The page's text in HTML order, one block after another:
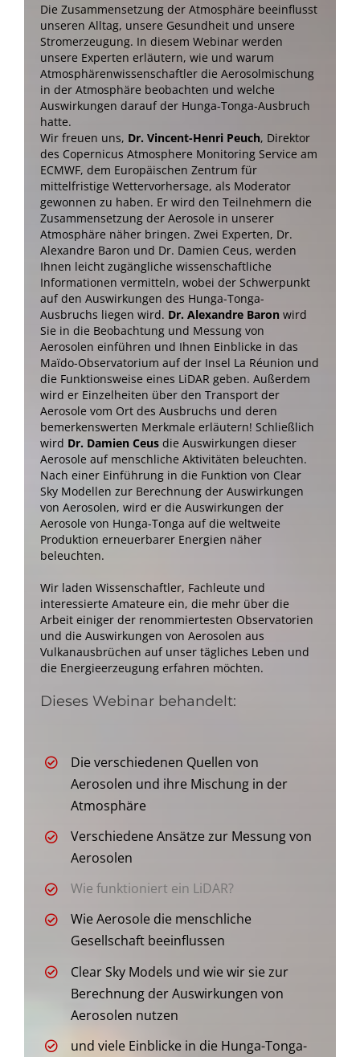
Die Zusammensetzung der Atmosphäre beeinflusst
unseren Alltag, unsere Gesundheit und unsere
Stromerzeugung. In diesem Webinar werden
unsere Experten erläutern, wie und warum
Atmosphärenwissenschaftler die Aerosolmischung
in der Atmosphäre beobachten und welche
Auswirkungen darauf der Hunga-Tonga-Ausbruch
hatte.
Wir freuen uns, Dr. Vincent-Henri Peuch, Direktor
des Copernicus Atmosphere Monitoring Service am
ECMWF, dem Europäischen Zentrum für
mittelfristige Wettervorhersage, als Moderator
gewonnen zu haben. Er wird den Teilnehmern die
Zusammensetzung der Aerosole in unserer
Atmosphäre näher bringen. Zwei Experten, Dr.
Alexandre Baron und Dr. Damien Ceus, werden
Ihnen leicht zugängliche wissenschaftliche
Informationen vermitteln, wobei der Schwerpunkt
auf den Auswirkungen des Hunga-Tonga-
Ausbruchs liegen wird. Dr. Alexandre Baronwird
Sie in die Beobachtung und Messung von
Aerosolen einführen und Ihnen Einblicke in das
Maïdo-Observatorium auf der Insel La Réunion und
die Funktionsweise eines LiDAR geben. Außerdem
wird er Einzelheiten über den Transport der
Aerosole vom Ort des Ausbruchs und deren
bemerkenswerten Merkmale erläutern! Schließlich
wird Dr. Damien Ceusdie Auswirkungen dieser
Aerosole auf menschliche Aktivitäten beleuchten.
Nach einer Einführung in die Funktion von Clear
Sky Modellen zur Berechnung der Auswirkungen
von Aerosolen, wird er die Auswirkungen der
Aerosole von Hunga-Tonga auf die weltweite
Produktion erneuerbarer Energien näher
beleuchten.
Wir laden Wissenschaftler, Fachleute und
interessierte Amateure ein, die mehr über die
Arbeit einiger der renommiertesten Observatorien
und die Auswirkungen von Aerosolen aus
Vulkanausbrüchen auf unser tägliches Leben und
die Energieerzeugung erfahren möchten.
Dieses Webinar behandelt:
Die verschiedenen Quellen von
Aerosolen und ihre Mischung in der
Atmosphäre
Verschiedene Ansätze zur Messung von
Aerosolen
Wie funktioniert ein LiDAR?
Wie Aerosole die menschliche
Gesellschaft beeinflussen
Clear Sky Models und wie wir sie zur
Berechnung der Auswirkungen von
Aerosolen nutzen
und viele Einblicke in die Hunga-Tonga-